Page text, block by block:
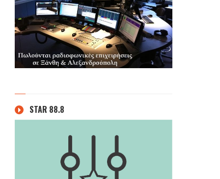
STAR 88.8